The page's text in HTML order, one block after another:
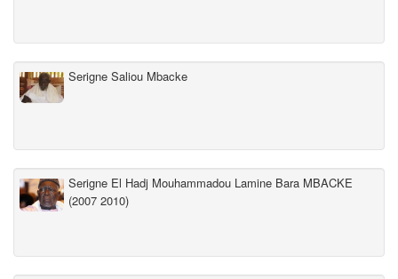
Serigne Saliou Mbacke
Serigne El Hadj Mouhammadou Lamine Bara MBACKE
(2007 2010)